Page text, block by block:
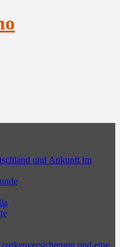
und Ankunft im
und eine